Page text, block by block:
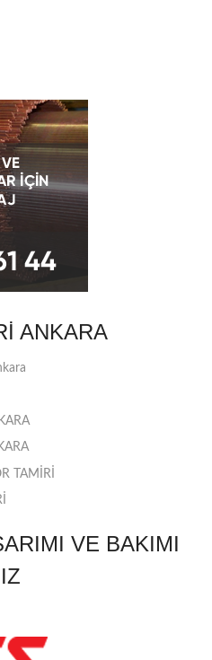
ANKARA
TAMİRİ
VE BAKIMI